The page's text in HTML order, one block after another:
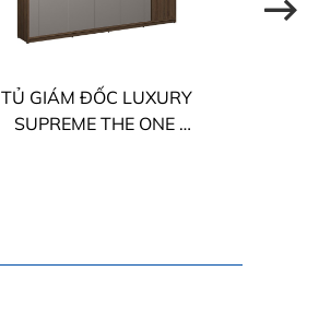
TỦ GIÁM ĐỐC LUXURY
SUPREME THE ONE